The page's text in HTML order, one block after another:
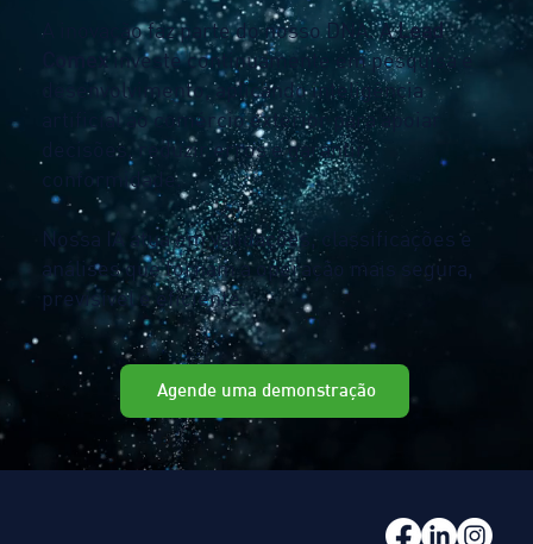
Agende uma demonstração
A inovação faz parte do nosso DNA. ALead
Comex investe continuamente em pesquisa e
desenvolvimento, aplicando inteligência
artificial ao comércio exterior para apoiar
decisões, reduzir erros e garantir
conformidade.
Nossa IA atua em validações, classificações e
análises que tornam a operação mais segura,
previsível e eficiente.